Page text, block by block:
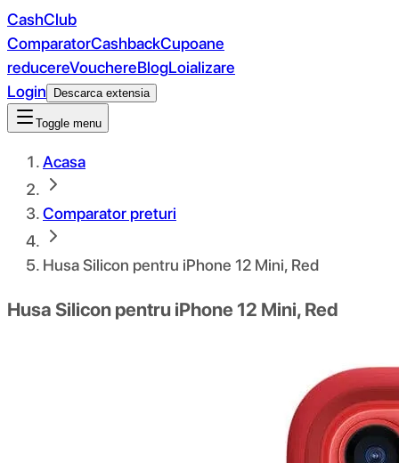
CashClub
ComparatorCashbackCupoane
reducereVouchereBlogLoializare
Login
Descarca extensia
Toggle menu
Acasa
Comparator preturi
Husa Silicon pentru iPhone 12 Mini, Red
Husa Silicon pentru iPhone 12 Mini, Red